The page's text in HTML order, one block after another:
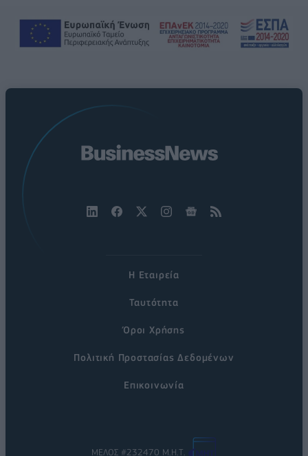
Η Εταιρεία
Ταυτότητα
Όροι Χρήσης
Πολιτική Προστασίας Δεδομένων
Επικοινωνία
ΜΕΛΟΣ #232470 Μ.Η.Τ.